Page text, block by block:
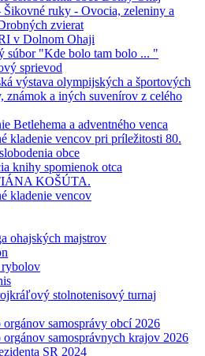
Šikovné ruky - Ovocia, zeleniny a
zvierat
v Dolnom Ohaji
súbor "Kde bolo tam bolo ... "
sprievod
výstava olympijských a športových
známok a iných suvenírov z celého
Betlehema a adventného venca
kladenie vencov pri príležitosti 80.
obce
knihy spomienok otca
KOŠÚTA.
kladenie vencov
ohajských majstrov
stolnotenisový turnaj
samosprávy obcí 2026
samosprávnych krajov 2026
SR 2024